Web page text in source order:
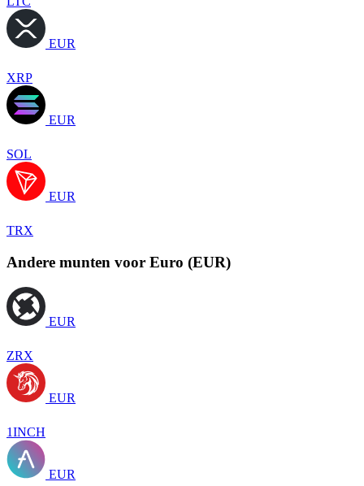
EUR
XRP
EUR
SOL
EUR
TRX
Andere munten voor Euro (EUR)
EUR
ZRX
EUR
1INCH
EUR